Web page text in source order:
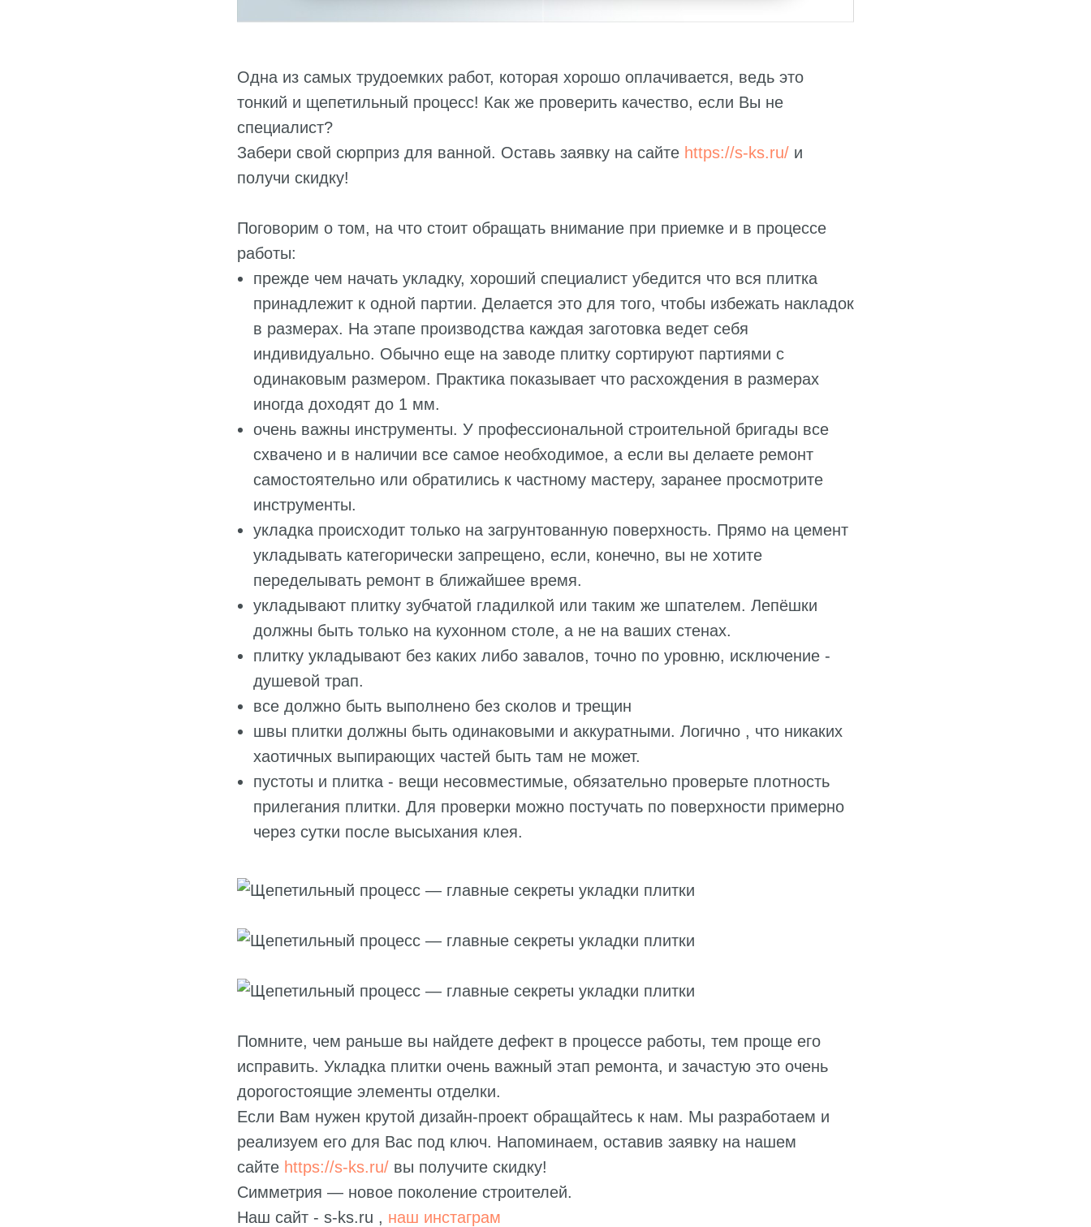
Одна из самых трудоемких работ, которая хорошо оплачивается, ведь это
тонкий и щепетильный процесс! Как же проверить качество, если Вы не
специалист?
Забери свой сюрприз для ванной. Оставь заявку на сайте https://s-ks.ru/ и
получи скидку!
Поговорим о том, на что стоит обращать внимание при приемке и в процессе
работы:
прежде чем начать укладку, хороший специалист убедится что вся плитка
принадлежит к одной партии. Делается это для того, чтобы избежать накладок
в размерах. На этапе производства каждая заготовка ведет себя
индивидуально. Обычно еще на заводе плитку сортируют партиями с
одинаковым размером. Практика показывает что расхождения в размерах
иногда доходят до 1 мм.
очень важны инструменты. У профессиональной строительной бригады все
схвачено и в наличии все самое необходимое, а если вы делаете ремонт
самостоятельно или обратились к частному мастеру, заранее просмотрите
инструменты.
укладка происходит только на загрунтованную поверхность. Прямо на цемент
укладывать категорически запрещено, если, конечно, вы не хотите
переделывать ремонт в ближайшее время.
укладывают плитку зубчатой гладилкой или таким же шпателем. Лепёшки
должны быть только на кухонном столе, а не на ваших стенах.
плитку укладывают без каких либо завалов, точно по уровню, исключение -
душевой трап.
все должно быть выполнено без сколов и трещин
швы плитки должны быть одинаковыми и аккуратными. Логично , что никаких
хаотичных выпирающих частей быть там не может.
пустоты и плитка - вещи несовместимые, обязательно проверьте плотность
прилегания плитки. Для проверки можно постучать по поверхности примерно
через сутки после высыхания клея.
Помните, чем раньше вы найдете дефект в процессе работы, тем проще его
исправить. Укладка плитки очень важный этап ремонта, и зачастую это очень
дорогостоящие элементы отделки.
Если Вам нужен крутой дизайн-проект обращайтесь к нам. Мы разработаем и
реализуем его для Вас под ключ. Напоминаем, оставив заявку на нашем
сайте https://s-ks.ru/ вы получите скидку!
Симметрия — новое поколение строителей.
Наш сайт - s-ks.ru , наш инстаграм